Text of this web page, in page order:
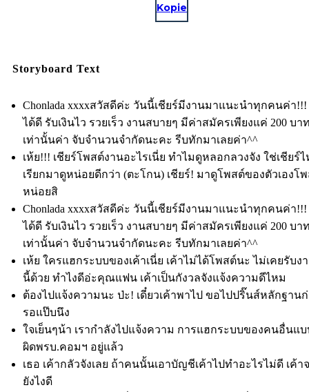
Kopie
Storyboard Text
Chonlada xxxxสวัสดีค่ะ วันนี้เชียร์มีงานมาแนะนำทุกคนค่า!!!
ได้ดี รับเงินไว รวยเร็ว งานสบายๆ มีค่าสมัครเพียงแค่ 200 บา
เท่านั้นค่า จับจำนวนจำกัดนะคะ รีบทักมาเลยค่า^^
เห้ย!!! เชียร์โพสต์งานอะไรเนี่ย ทำไมดูหลอกลวงจัง ใช่เชียร์ไ
เรียกมาดูหน่อยดีกว่า (ตะโกน) เชียร์! มาดูโพสต์ของตัวเองโ
หน่อยสิ
Chonlada xxxxสวัสดีค่ะ วันนี้เชียร์มีงานมาแนะนำทุกคนค่า!!!
ได้ดี รับเงินไว รวยเร็ว งานสบายๆ มีค่าสมัครเพียงแค่ 200 บา
เท่านั้นค่า จับจำนวนจำกัดนะคะ รีบทักมาเลยค่า^^
เห้ย ใครแฮกระบบของเค้าเนี่ย เค้าไม่ได้โพสต์นะ ไม่เคยรับง
นี้ด้วย ทำไงดีอ่ะคุณแฟน เค้าเป็นกังวลจังแจ้งความดีไหม
ต้องไปแจ้งความนะ ป่ะ! เดี๋ยวเค้าพาไป ขอไปปริ๊นส์หลักฐาน
รอแป๊บนึง
ใจเย็นๆน้า เรากำลังไปแจ้งความ การแฮกระบบของคนอื่นแ
ผิดพรบ.คอมฯ อยู่แล้ว
เธอ เค้ากลัวจังเลย ถ้าคนนั้นเอาบัญชีเค้าไปทำอะไรไม่ดี เค้า
ยังไงดี